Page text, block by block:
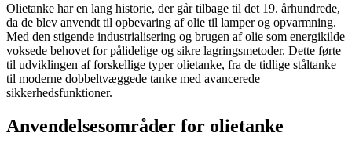
Olietanke har en lang historie, der går tilbage til det 19. århundrede,
da de blev anvendt til opbevaring af olie til lamper og opvarmning.
Med den stigende industrialisering og brugen af olie som energikilde
voksede behovet for pålidelige og sikre lagringsmetoder. Dette førte
til udviklingen af forskellige typer olietanke, fra de tidlige ståltanke
til moderne dobbeltvæggede tanke med avancerede
sikkerhedsfunktioner.
Anvendelsesområder for olietanke